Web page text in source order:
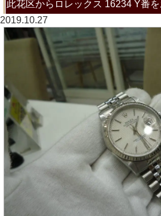
此花区からロレックス 16234 Y番
2019.10.27